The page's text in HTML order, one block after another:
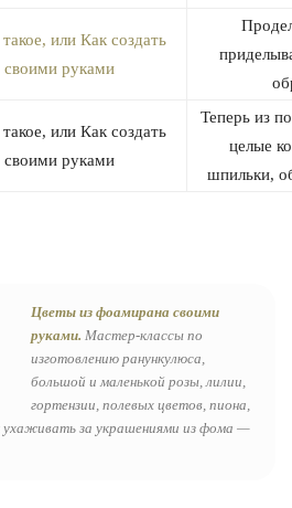
Теперь из
целые
шпильки,
Цветы из фоамирана своими
руками. Мастер-классы по
изготовлению ранункулюса,
большой и маленькой розы, лилии,
гортензии, полевых цветов, пиона,
ухаживать за украшениями из фома —